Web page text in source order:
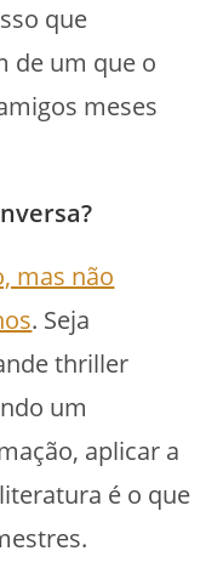
que
de um que o
meses
mas não
. Seja
thriller
um
aplicar a
é o que